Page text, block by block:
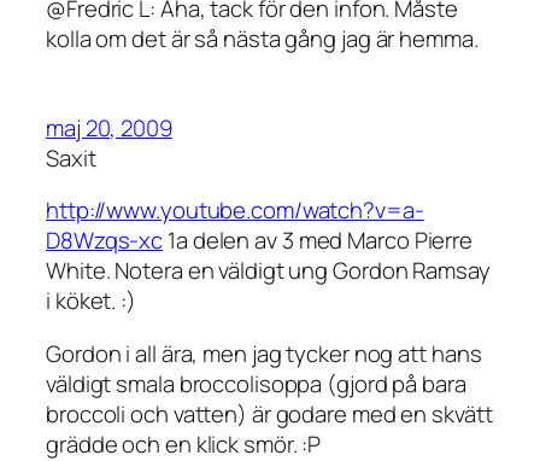
@Fredric L: Aha, tack för den infon. Måste
kolla om det är så nästa gång jag är hemma.
maj 20, 2009
Saxit
http://www.youtube.com/watch?v=a-
D8Wzqs-xc1a delen av 3 med Marco Pierre
White. Notera en väldigt ung Gordon Ramsay
i köket. :)
Gordon i all ära, men jag tycker nog att hans
väldigt smala broccolisoppa (gjord på bara
broccoli och vatten) är godare med en skvätt
grädde och en klick smör. :P